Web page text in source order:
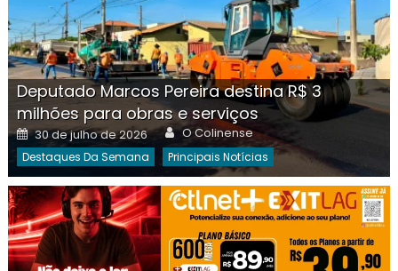
Deputado Marcos Pereira destina R$ 3
milhões para obras e serviços
Posted
on
30 de julho de 2026 Author
O Colinense
Destaques Da Semana Principais Notícias